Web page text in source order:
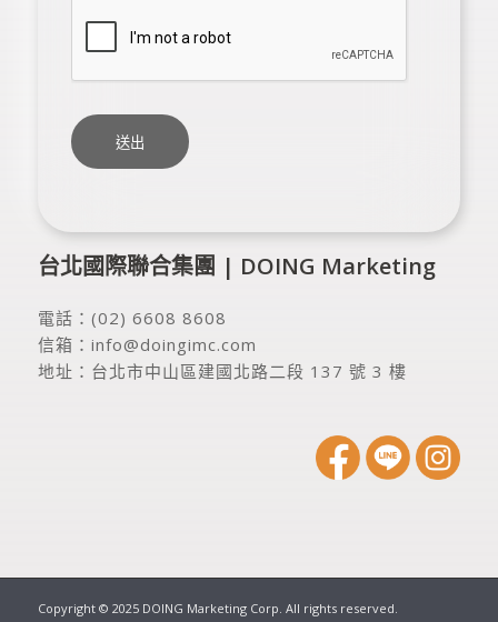
台北國際聯合集團 | DOING Marketing
電話： (02) 6608 8608
信箱： info@doingimc.com
地址： 台北市中山區建國北路二段 137 號 3 樓
Copyright © 2025 DOING Marketing Corp. All rights reserved.